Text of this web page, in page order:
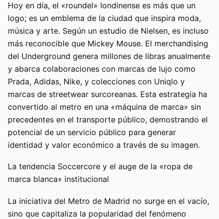
Hoy en día, el «roundel» londinense es más que un
logo; es un emblema de la ciudad que inspira moda,
música y arte. Según un estudio de Nielsen, es incluso
más reconocible que Mickey Mouse. El merchandising
del Underground genera millones de libras anualmente
y abarca colaboraciones con marcas de lujo como
Prada, Adidas, Nike, y colecciones con Uniqlo y
marcas de streetwear surcoreanas. Esta estrategia ha
convertido al metro en una «máquina de marca» sin
precedentes en el transporte público, demostrando el
potencial de un servicio público para generar
identidad y valor económico a través de su imagen.
La tendencia Soccercore y el auge de la «ropa de
marca blanca» institucional
La iniciativa del Metro de Madrid no surge en el vacío,
sino que capitaliza la popularidad del fenómeno